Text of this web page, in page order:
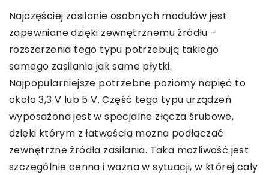
Najczęściej zasilanie osobnych modułów jest
zapewniane dzięki zewnętrznemu źródłu –
rozszerzenia tego typu potrzebują takiego
samego zasilania jak same płytki.
Najpopularniejsze potrzebne poziomy napięć to
około 3,3 V lub 5 V. Część tego typu urządzeń
wyposażona jest w specjalne złącza śrubowe,
dzięki którym z łatwością można podłączać
zewnętrzne źródła zasilania. Taka możliwość jest
szczególnie cenna i ważna w sytuacji, w której cały